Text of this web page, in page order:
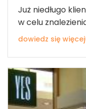
Już niedługo
w celu
dowiedz się więcej